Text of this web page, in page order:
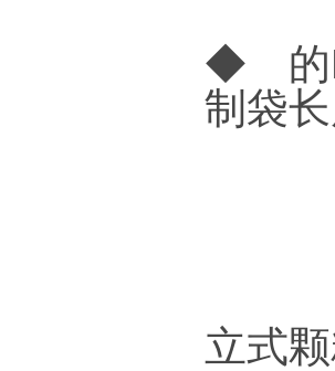
◆ 的
制袋
立式